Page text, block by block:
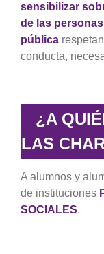
sensibilizar
de las
pública
conducta,
¿A
LAS
A alumnos y
de instituciones
SOCIALES.